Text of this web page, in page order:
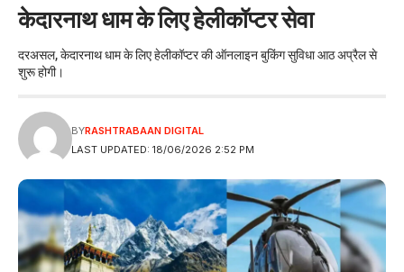
केदारनाथ धाम के लिए हेलीकॉप्टर सेवा
दरअसल, केदारनाथ धाम के लिए हेलीकॉप्टर की ऑनलाइन बुकिंग सुविधा आठ अप्रैल से
शुरू होगी।
LAST UPDATED: 18/06/2026 2:52 PM
BYRASHTRABAAN DIGITAL